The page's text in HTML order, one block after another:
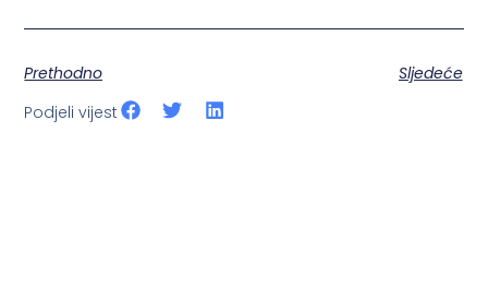
Prethodno
Sljedeće
Podjeli vijest